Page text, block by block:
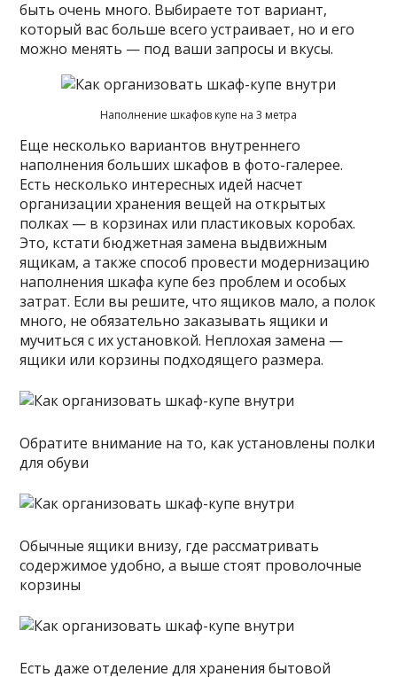
быть очень много. Выбираете тот вариант,
который вас больше всего устраивает, но и его
можно менять — под ваши запросы и вкусы.
Наполнение шкафов купе на 3 метра
Еще несколько вариантов внутреннего
наполнения больших шкафов в фото-галерее.
Есть несколько интересных идей насчет
организации хранения вещей на открытых
полках — в корзинах или пластиковых коробах.
Это, кстати бюджетная замена выдвижным
ящикам, а также способ провести модернизацию
наполнения шкафа купе без проблем и особых
затрат. Если вы решите, что ящиков мало, а полок
много, не обязательно заказывать ящики и
мучиться с их установкой. Неплохая замена —
ящики или корзины подходящего размера.
Обратите внимание на то, как установлены полки
для обуви
Обычные ящики внизу, где рассматривать
содержимое удобно, а выше стоят проволочные
корзины
Есть даже отделение для хранения бытовой